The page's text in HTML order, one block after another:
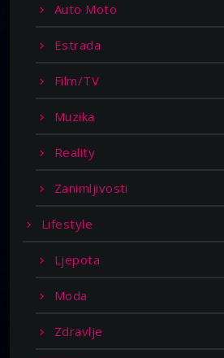
Auto Moto
Estrada
Film/TV
Muzika
Reality
Zanimljivosti
Lifestyle
Ljepota
Moda
Zdravlje